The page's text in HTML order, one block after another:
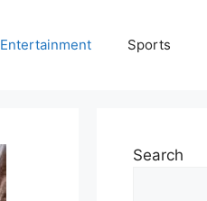
Entertainment Sports
Search